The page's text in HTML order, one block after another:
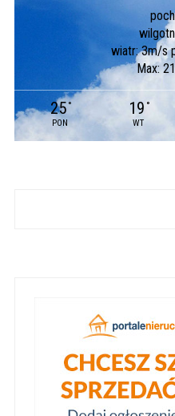
wiatr: 3m/s
Max:
25 °
PON
19 °
WT